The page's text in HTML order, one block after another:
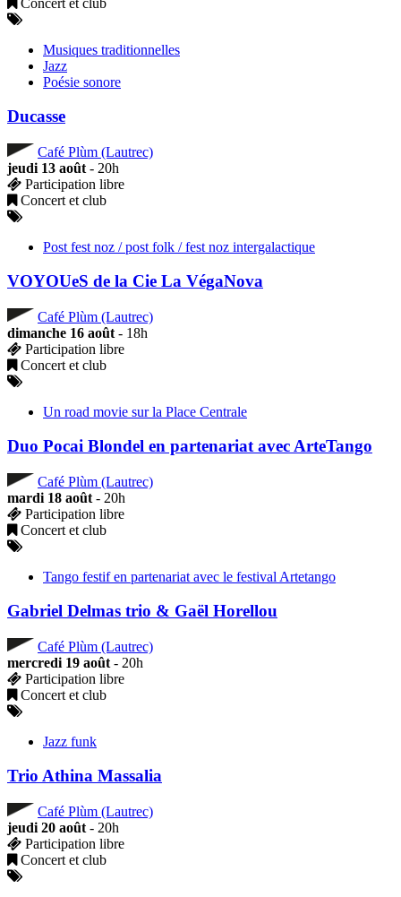
Musiques traditionnelles
Jazz
Poésie sonore
Ducasse
Café Plùm (Lautrec)
jeudi 13 août - 20h
Participation libre
Concert et club
Post fest noz / post folk / fest noz intergalactique
VOYOUeS de la Cie La VégaNova
Café Plùm (Lautrec)
dimanche 16 août - 18h
Participation libre
Concert et club
Un road movie sur la Place Centrale
Duo Pocai Blondel en partenariat avec ArteTango
Café Plùm (Lautrec)
mardi 18 août - 20h
Participation libre
Concert et club
Tango festif en partenariat avec le festival Artetango
Gabriel Delmas trio & Gaël Horellou
Café Plùm (Lautrec)
mercredi 19 août - 20h
Participation libre
Concert et club
Jazz funk
Trio Athina Massalia
Café Plùm (Lautrec)
jeudi 20 août - 20h
Participation libre
Concert et club